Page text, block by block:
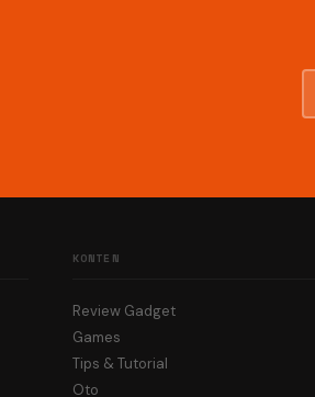
KONTEN
Review Gadget
Games
Tips & Tutorial
Oto